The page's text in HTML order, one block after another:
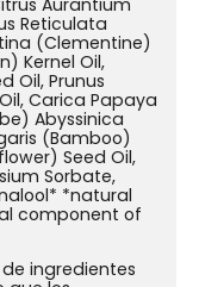
Reticulata
(Clementine)
Kernel Oil,
Oil, Prunus
Carica Papaya
Abyssinica
(Bamboo)
Seed Oil,
Sorbate,
*natural
component of
ingredientes